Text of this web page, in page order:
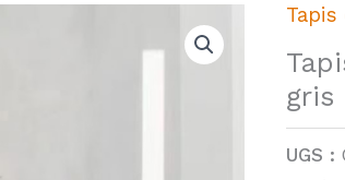
gris
UGS :